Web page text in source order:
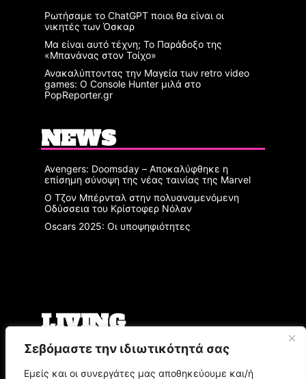
Σεβόμαστε την ιδιωτικότητά σας
Εμείς και οι συνεργάτες μας αποθηκεύουμε και/ή
Ρωτήσαμε το ChatGPT ποιοι θα είναι οι
νικητές των Όσκαρ
Μα είναι αυτό τέχνη; Το Παράδοξο της
«Μπανάνας στον Τοίχο»
Ανακαλύπτοντας την Μαγεία των retro video
games: Ο Console Hunter μιλά στο
PopReporter.gr
NEWS
Avengers: Doomsday – Αποκαλύφθηκε η
επίσημη σύνοψη της νέας ταινίας της Marvel
Ο Τζον Μπέρνταλ στην πολυαναμενόμενη
Οδύσσεια του Κρίστοφερ Νόλαν
Oscars 2025: Οι υποψηφιότητες
LIVING
Ο Άρης Μπινιάρης σκηνοθετεί τη «Δίκη» του
Παπασπηλιόπουλο